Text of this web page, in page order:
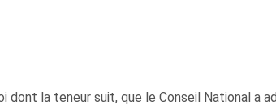
dont la teneur suit, que le Conseil National a